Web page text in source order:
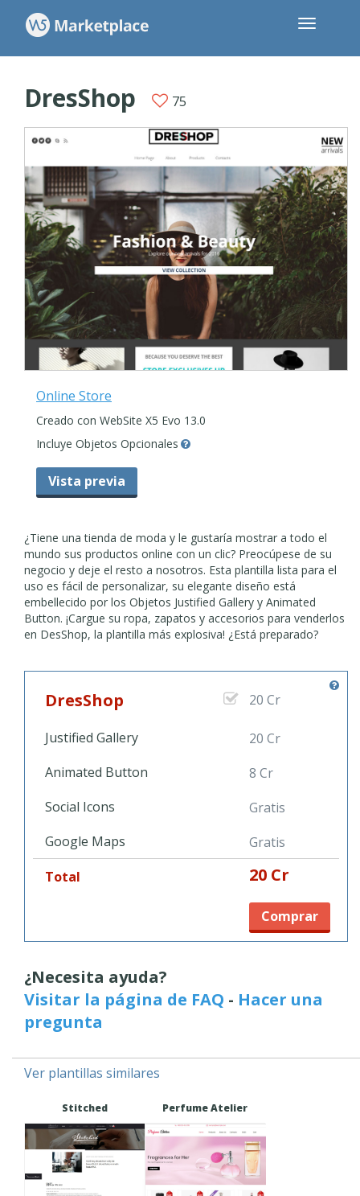
DresShop 75
Online Store
Creado con WebSite X5 Evo 13.0
Incluye Objetos Opcionales
Vista previa
¿Tiene una tienda de moda y le gustaría mostrar a todo el
mundo sus productos online con un clic? Preocúpese de su
negocio y deje el resto a nosotros. Esta plantilla lista para el
uso es fácil de personalizar, su elegante diseño está
embellecido por los Objetos Justified Gallery y Animated
Button. ¡Cargue su ropa, zapatos y accesorios para venderlos
en DesShop, la plantilla más explosiva! ¿Está preparado?
DresShop 20 Cr
Justified Gallery
20 Cr
Animated Button
8 Cr
Social Icons
Gratis
Google Maps
Gratis
Total
20 Cr
Comprar
¿Necesita ayuda?
Visitar la página de FAQ - Hacer una
pregunta
Ver plantillas similares
Stitched Perfume Atelier